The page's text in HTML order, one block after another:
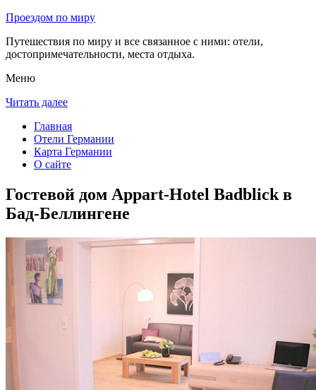
Проездом по миру
Путешествия по миру и все связанное с ними: отели,
достопримечательности, места отдыха.
Меню
Читать далее
Главная
Отели Германии
Карта Германии
О сайте
Гостевой дом Appart-Hotel Badblick в
Бад-Беллингене